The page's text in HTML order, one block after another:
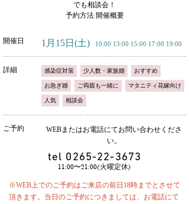
でも相談会！
予約方法 開催概要
開催日 1月15日 (土) 10:00 13:00 15:00 17:00 19:00
詳細 感染症対策 少人数・家族婚 おすすめ
お急ぎ婚 ご両親も一緒に マタニティ花嫁向け
人気 相談会
ご予約
WEBまたはお電話にてお問い合わせくださ
い。
tel 0265-22-3673
11:00〜21:00(火曜定休)
※WEB上でのご予約はご来店の前日18時までとさせて
頂きます。当日のご予約につきましては、お電話にて